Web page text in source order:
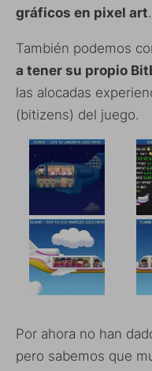
gráficos en pixel art.
También podemos
a tener su propio
las alocadas
(bitizens) del juego.
Por ahora no han
pero sabemos que